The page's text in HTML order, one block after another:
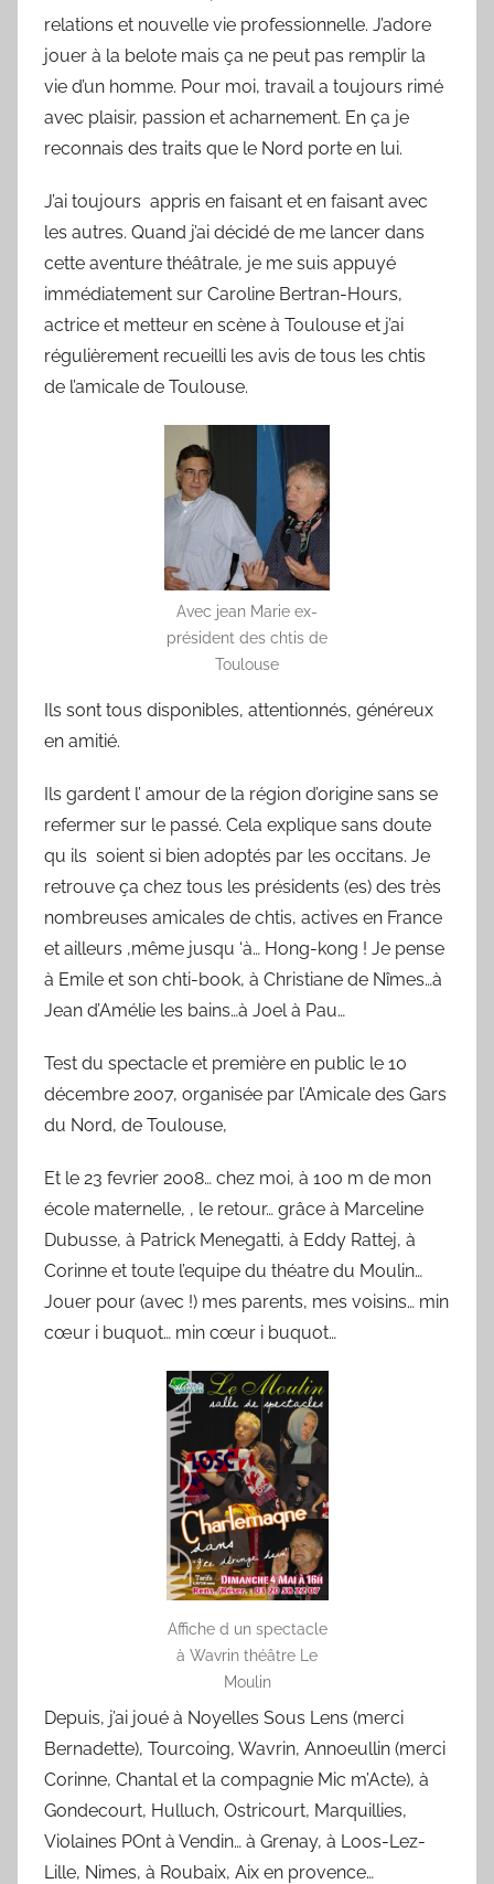
relations et nouvelle vie professionnelle. J’adore
jouer à la belote mais ça ne peut pas remplir la
vie d’un homme. Pour moi, travail a toujours rimé
avec plaisir, passion et acharnement. En ça je
reconnais des traits que le Nord porte en lui.
J’ai toujours appris en faisant et en faisant avec
les autres. Quand j’ai décidé de me lancer dans
cette aventure théâtrale, je me suis appuyé
immédiatement sur Caroline Bertran-Hours,
actrice et metteur en scène à Toulouse et j’ai
régulièrement recueilli les avis de tous les chtis
de l’amicale de Toulouse.
Avec jean Marie ex-
président des chtis de
Toulouse
Ils sont tous disponibles, attentionnés, généreux
en amitié.
Ils gardent l’ amour de la région d’origine sans se
refermer sur le passé. Cela explique sans doute
qu ils soient si bien adoptés par les occitans. Je
retrouve ça chez tous les présidents (es) des très
nombreuses amicales de chtis, actives en France
et ailleurs ,même jusqu ‘à… Hong-kong ! Je pense
à Emile et son chti-book, à Christiane de Nîmes…à
Jean d’Amélie les bains…à Joel à Pau…
Test du spectacle et première en public le 10
décembre 2007, organisée par l’Amicale des Gars
du Nord, de Toulouse,
Et le 23 fevrier 2008… chez moi, à 100 m de mon
école maternelle, , le retour… grâce à Marceline
Dubusse, à Patrick Menegatti, à Eddy Rattej, à
Corinne et toute l’equipe du théatre du Moulin…
Jouer pour (avec !) mes parents, mes voisins… min
cœur i buquot… min cœur i buquot…
Affiche d un spectacle
à Wavrin théâtre Le
Moulin
Depuis, j’ai joué à Noyelles Sous Lens (merci
Bernadette), Tourcoing, Wavrin, Annoeullin (merci
Corinne, Chantal et la compagnie Mic m’Acte), à
Gondecourt, Hulluch, Ostricourt, Marquillies,
Violaines POnt à Vendin… à Grenay, à Loos-Lez-
Lille, Nimes, à Roubaix, Aix en provence…